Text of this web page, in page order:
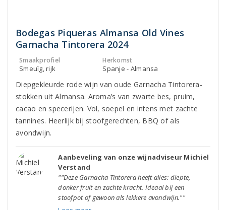
Bodegas Piqueras Almansa Old Vines
Garnacha Tintorera 2024
Smaakprofiel
Smeuïg, rijk
Herkomst
Spanje - Almansa
Diepgekleurde rode wijn van oude Garnacha Tintorera-
stokken uit Almansa. Aroma’s van zwarte bes, pruim,
cacao en specerijen. Vol, soepel en intens met zachte
tannines. Heerlijk bij stoofgerechten, BBQ of als
avondwijn.
Aanbeveling van onze wijnadviseur Michiel
Verstand
""Deze Garnacha Tintorera heeft alles: diepte,
donker fruit en zachte kracht. Ideaal bij een
stoofpot of gewoon als lekkere avondwijn.""